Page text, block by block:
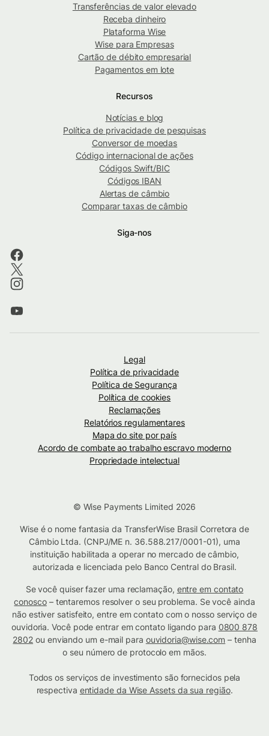
Transferências de valor elevado
Receba dinheiro
Plataforma Wise
Wise para Empresas
Cartão de débito empresarial
Pagamentos em lote
Recursos
Notícias e blog
Política de privacidade de pesquisas
Conversor de moedas
Código internacional de ações
Códigos Swift/BIC
Códigos IBAN
Alertas de câmbio
Comparar taxas de câmbio
Siga-nos
Legal
Política de privacidade
Política de Segurança
Política de cookies
Reclamações
Relatórios regulamentares
Mapa do site por país
Acordo de combate ao trabalho escravo moderno
Propriedade intelectual
© Wise Payments Limited 2026
Wise é o nome fantasia da TransferWise Brasil Corretora de
Câmbio Ltda. (CNPJ/ME n. 36.588.217/0001-01), uma
instituição habilitada a operar no mercado de câmbio,
autorizada e licenciada pelo Banco Central do Brasil.
Se você quiser fazer uma reclamação, entre em contato
conosco– tentaremos resolver o seu problema. Se você ainda
não estiver satisfeito, entre em contato com o nosso serviço de
ouvidoria. Você pode entrar em contato ligando para 0800 878
2802 ou enviando um e-mail para ouvidoria@wise.com – tenha
o seu número de protocolo em mãos.
Todos os serviços de investimento são fornecidos pela
respectiva entidade da Wise Assets da sua região.